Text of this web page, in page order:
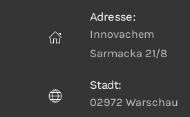
Adresse:
Innovachem
Sarmacka 21/8
Stadt:
02972 Warschau